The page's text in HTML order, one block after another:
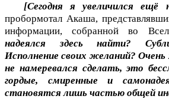
[Сегодня я увеличился
пробормотал Акаша,
информации, собранной во
надеялся здесь найти?
Исполнение своих желаний?
не намеревался сделать, это
гордые, смиренные и
становятся лишь частью общей